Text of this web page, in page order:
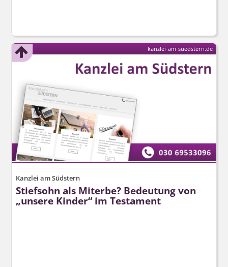
Kanzlei am Südstern
Stiefsohn als Miterbe? Bedeutung von
„unsere Kinder“ im Testament
kanzlei-am-suedstern.de